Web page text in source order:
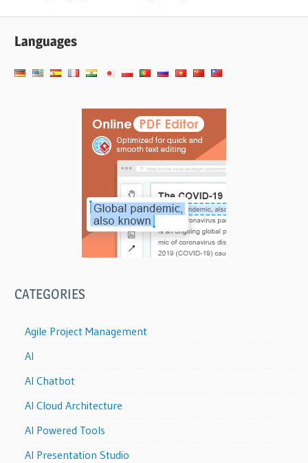
Languages
CATEGORIES
Agile Project Management
AI
AI Chatbot
AI Cloud Architecture
AI Powered Tools
AI Presentation Studio